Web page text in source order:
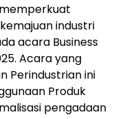
industri
acara Business
. Acara yang
Perindustrian ini
Produk
pengadaan